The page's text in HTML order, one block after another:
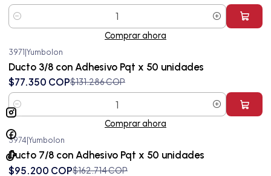
Cantidad
Comprar ahora
-41%
3971 Yumbolon
Ducto 3/8 con Adhesivo Pqt x 50 unidades
$77.350 COP$131.286 COP
Cantidad
Comprar ahora
-41%
3974 Yumbolon
Ducto 7/8 con Adhesivo Pqt x 50 unidades
$95.200 COP$162.714 COP